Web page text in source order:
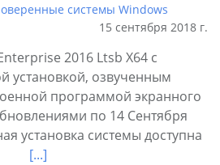
системы Windows
15 сентября 2018 г.
2016 Ltsb X64 с
установкой, озвученным
программой экранного
по 14 Сентября
установка системы доступна
[...]